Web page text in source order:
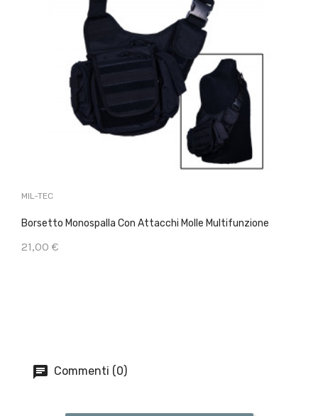
MIL-TEC
Borsetto Monospalla Con Attacchi Molle Multifunzione
21,00 €
Commenti (0)